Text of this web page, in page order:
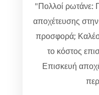
"Πολλοί ρωτάνε:
αποχέτευσης
προσφορά;
το κόστος
Επισκευή